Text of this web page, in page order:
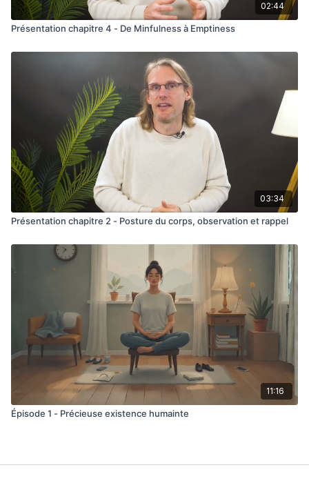
02:44
Présentation chapitre 4 - De Minfulness à Emptiness
03:34
Présentation chapitre 2 - Posture du corps, observation et rappel
11:16
Épisode 1 - Précieuse existence humainte